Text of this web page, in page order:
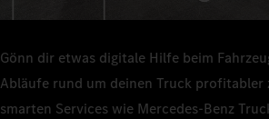
Gönn dir etwas digitale Hilfe beim
Abläufe rund um deinen Truck profitabler
smarten Services wie Mercedes‑Benz